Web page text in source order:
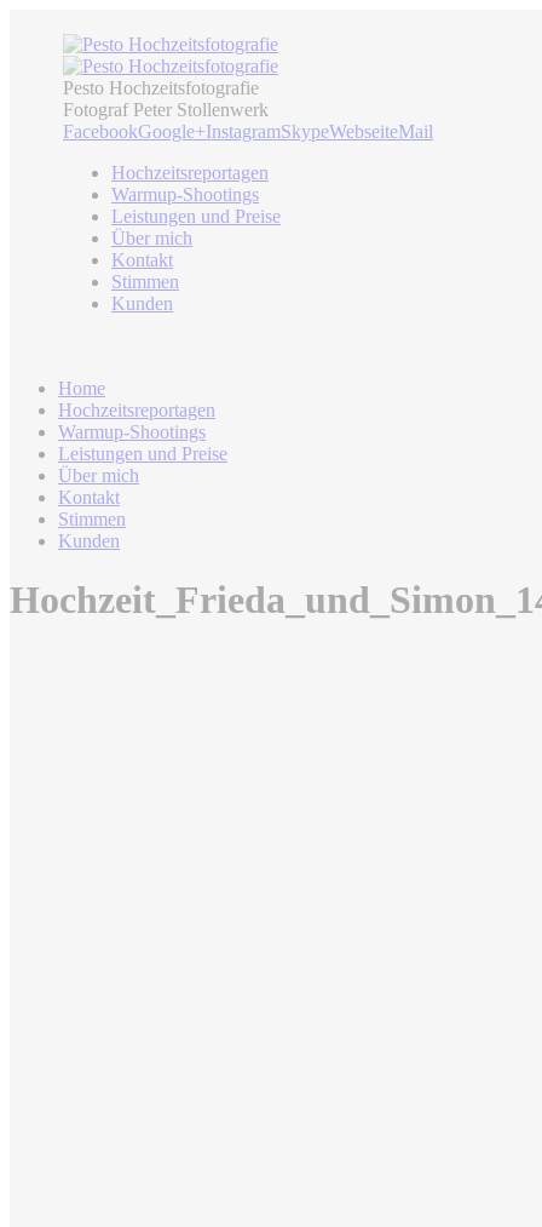
Pesto Hochzeitsfotografie
Fotograf Peter Stollenwerk
FacebookGoogle+InstagramSkypeWebseiteMail
Hochzeitsreportagen
Warmup-Shootings
Leistungen und Preise
Über mich
Kontakt
Stimmen
Kunden
Home
Hochzeitsreportagen
Warmup-Shootings
Leistungen und Preise
Über mich
Kontakt
Stimmen
Kunden